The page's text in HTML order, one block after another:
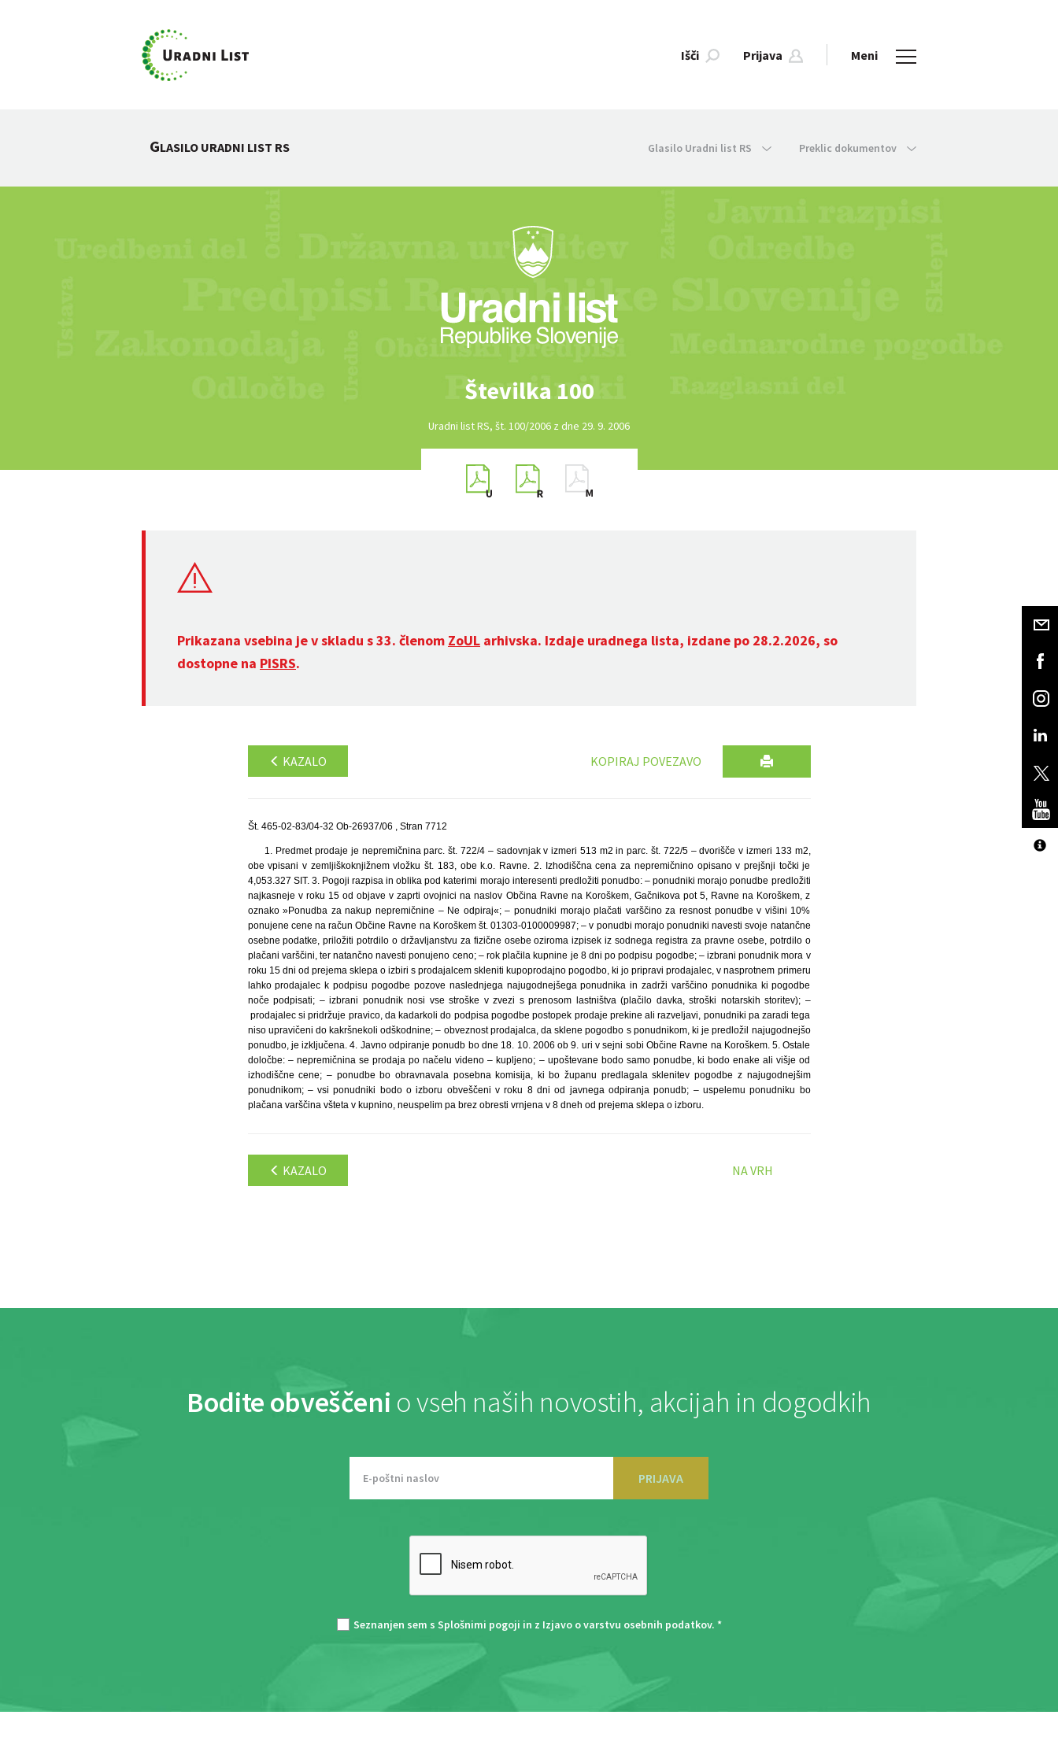
Išči Prijava Meni
GLASILO URADNI LIST RS Glasilo Uradni list RS Preklic dokumentov
Številka 100
Uradni list RS, št. 100/2006 z dne 29. 9. 2006
Prikazana vsebina je v skladu s 33. členom ZoUL arhivska. Izdaje uradnega lista, izdane po 28.2.2026, so
dostopne na PISRS.
KAZALO KOPIRAJ POVEZAVO
Št. 465-02-83/04-32 Ob-26937/06 , Stran 7712
1. Predmet prodaje je nepremičnina parc. št. 722/4 – sadovnjak v izmeri 513 m2 in parc. št. 722/5 – dvorišče v izmeri 133 m2,
obe vpisani v zemljiškoknjižnem vložku št. 183, obe k.o. Ravne. 2. Izhodiščna cena za nepremičnino opisano v prejšnji točki je
4,053.327 SIT. 3. Pogoji razpisa in oblika pod katerimi morajo interesenti predložiti ponudbo: – ponudniki morajo ponudbe predložiti
najkasneje v roku 15 od objave v zaprti ovojnici na naslov Občina Ravne na Koroškem, Gačnikova pot 5, Ravne na Koroškem, z
oznako »Ponudba za nakup nepremičnine – Ne odpiraj«; – ponudniki morajo plačati varščino za resnost ponudbe v višini 10%
ponujene cene na račun Občine Ravne na Koroškem št. 01303-0100009987; – v ponudbi morajo ponudniki navesti svoje natančne
osebne podatke, priložiti potrdilo o državljanstvu za fizične osebe oziroma izpisek iz sodnega registra za pravne osebe, potrdilo o
plačani varščini, ter natančno navesti ponujeno ceno; – rok plačila kupnine je 8 dni po podpisu pogodbe; – izbrani ponudnik mora v
roku 15 dni od prejema sklepa o izbiri s prodajalcem skleniti kupoprodajno pogodbo, ki jo pripravi prodajalec, v nasprotnem primeru
lahko prodajalec k podpisu pogodbe pozove naslednjega najugodnejšega ponudnika in zadrži varščino ponudnika ki pogodbe
noče podpisati; – izbrani ponudnik nosi vse stroške v zvezi s prenosom lastništva (plačilo davka, stroški notarskih storitev); –
prodajalec si pridržuje pravico, da kadarkoli do podpisa pogodbe postopek prodaje prekine ali razveljavi, ponudniki pa zaradi tega
niso upravičeni do kakršnekoli odškodnine; – obveznost prodajalca, da sklene pogodbo s ponudnikom, ki je predložil najugodnejšo
ponudbo, je izključena. 4. Javno odpiranje ponudb bo dne 18. 10. 2006 ob 9. uri v sejni sobi Občine Ravne na Koroškem. 5. Ostale
določbe: – nepremičnina se prodaja po načelu videno – kupljeno; – upoštevane bodo samo ponudbe, ki bodo enake ali višje od
izhodiščne cene; – ponudbe bo obravnavala posebna komisija, ki bo županu predlagala sklenitev pogodbe z najugodnejšim
ponudnikom; – vsi ponudniki bodo o izboru obveščeni v roku 8 dni od javnega odpiranja ponudb; – uspelemu ponudniku bo
plačana varščina všteta v kupnino, neuspelim pa brez obresti vrnjena v 8 dneh od prejema sklepa o izboru.
KAZALO NA VRH
Bodite obveščeni o vseh naših novostih, akcijah in dogodkih
PRIJAVA
Seznanjen sem s Splošnimi pogoji in z Izjavo o varstvu osebnih podatkov. *